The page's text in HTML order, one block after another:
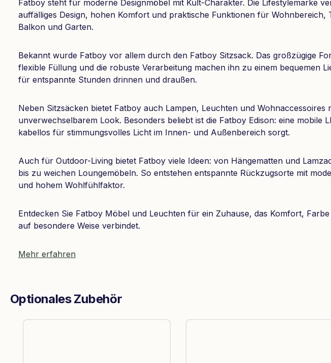
Fatboy steht für moderne Designmöbel mit Kult-Charakter. Die Lifestylemarke
auffälliges Design, hohen Komfort und praktische Funktionen für Wohnbereich,
Balkon und Garten.
Bekannt wurde Fatboy vor allem durch den Fatboy Sitzsack. Das großzügige
flexible Füllung und die robuste Verarbeitung machen ihn zu einem bequemen
für entspannte Stunden drinnen und draußen.
Neben Sitzsäcken bietet Fatboy auch Lampen, Leuchten und Wohnaccessoires
unverwechselbarem Look. Besonders beliebt ist die Fatboy Edison: eine mobile
kabellos für stimmungsvolles Licht im Innen- und Außenbereich sorgt.
Auch für Outdoor-Living bietet Fatboy viele Ideen: von Hängematten und
bis zu weichen Loungemöbeln. So entstehen entspannte Rückzugsorte mit
und hohem Wohlfühlfaktor.
Entdecken Sie Fatboy Möbel und Leuchten für ein Zuhause, das Komfort,
auf besondere Weise verbindet.
Mehr erfahren
Optionales Zubehör
Produktgalerie überspringen